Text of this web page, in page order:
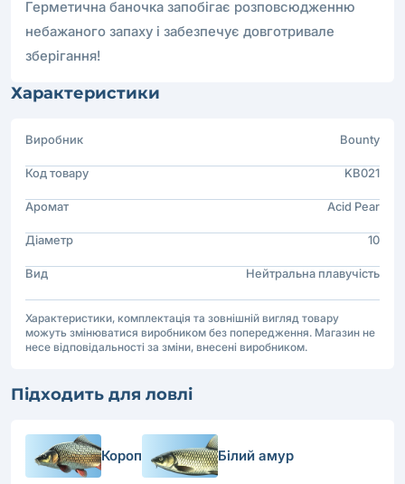
Герметична баночка запобігає розповсюдженню
небажаного запаху і забезпечує довготривале
зберігання!
Характеристики
Виробник Bounty
Код товару KB021
Аромат Acid Pear
Діаметр 10
Вид Нейтральна плавучість
Характеристики, комплектація та зовнішній вигляд товару
можуть змінюватися виробником без попередження. Магазин не
несе відповідальності за зміни, внесені виробником.
Підходить для ловлі
Короп Білий амур